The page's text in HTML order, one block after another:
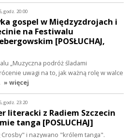
godz. 20:00
gospel w Międzyzdrojach i
na Festiwalu
[POSŁUCHAJ,
„Muzyczna podróż śladami
uwagi na to, jak ważną rolę w walce
» więcej
godz. 23:20
literacki z Radiem Szczecin
tanga [POSLUCHAJ]
i nazywano "królem tanga".